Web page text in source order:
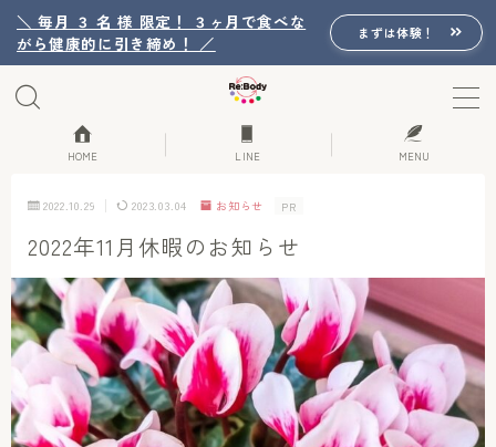
＼ 毎月 ３ 名 様 限定！ ３ヶ月で食べな
がら健康的に引き締め！ ／
まずは体験！
MENU
Re:Bodyの想い
Re:Bodyのセッション
初回体験詳細
Re:Bodyのメニュー
記事カテゴリー一覧
HOME LINE MENU
2022.10.29 2023.03.04 お知らせ PR
2022年11月休暇のお知らせ